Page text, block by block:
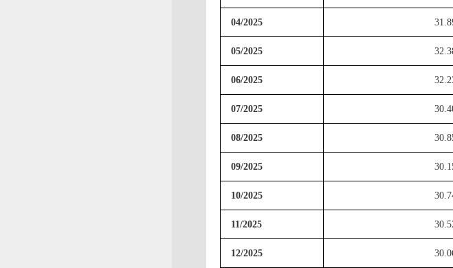
04/2025
05/2025
06/2025
07/2025
08/2025
09/2025
10/2025
11/2025
12/2025